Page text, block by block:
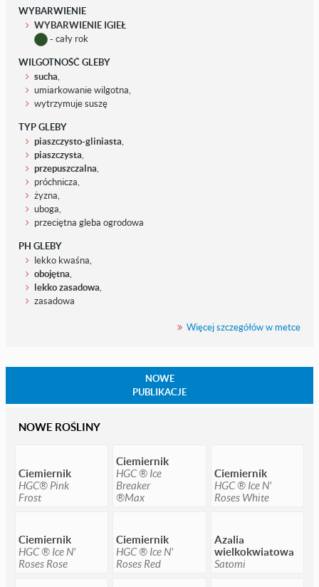
WYBARWIENIE
WYBARWIENIE IGIEŁ
- cały rok
WILGOTNOŚĆ GLEBY
sucha,
umiarkowanie wilgotna,
wytrzymuje suszę
TYP GLEBY
piaszczysto-gliniasta,
piaszczysta,
przepuszczalna,
próchnicza,
żyzna,
uboga,
przeciętna gleba ogrodowa
PH GLEBY
lekko kwaśna,
obojętna,
lekko zasadowa,
zasadowa
Więcej szczegółów w metce
NOWE
PUBLIKACJE
NOWE ROŚLINY
Ciemiernik
HGC® Pink
Frost
Ciemiernik
HGC ® Ice
Breaker
®Max
Ciemiernik
HGC ® Ice N'
Roses White
Ciemiernik
HGC ® Ice N'
Roses Rose
Ciemiernik
HGC ® Ice N'
Roses Red
Azalia
wielkokwiatowa
Satomi